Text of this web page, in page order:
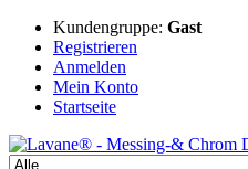
Kundengruppe: Gast
Registrieren
Anmelden
Mein Konto
Startseite